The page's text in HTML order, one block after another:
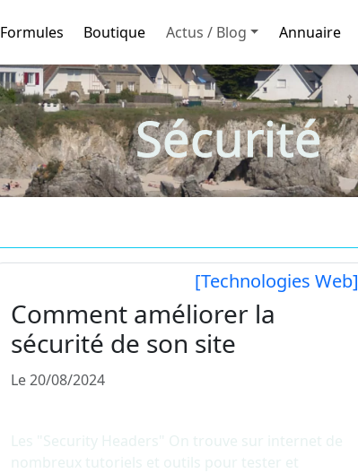
Formules Boutique Actus / Blog Annuaire
Sécurité
[Technologies Web]
Comment améliorer la
sécurité de son site
Le 20/08/2024
Les "Security Headers" On trouve sur internet de
nombreux tutoriels et outils pour tester et